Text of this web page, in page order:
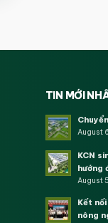
TIN MỚI
August
KCN
hướng
August
Kết
nông